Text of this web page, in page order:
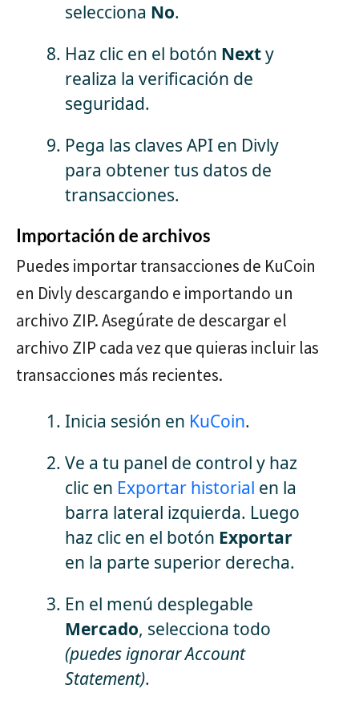
selecciona No.
Haz clic en el botón Nexty
realiza la verificación de
seguridad.
Pega las claves API en Divly
para obtener tus datos de
transacciones.
Importación de archivos
Puedes importar transacciones de KuCoin
en Divly descargando e importando un
archivo ZIP. Asegúrate de descargar el
archivo ZIP cada vez que quieras incluir las
transacciones más recientes.
Inicia sesión en KuCoin.
Ve a tu panel de control y haz
clic en Exportar historial en la
barra lateral izquierda. Luego
haz clic en el botón Exportar
en la parte superior derecha.
En el menú desplegable
Mercado, selecciona todo
(puedes ignorar Account
Statement).